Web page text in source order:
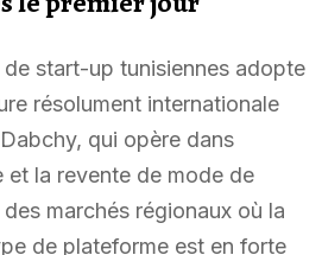
start-up tunisiennes adopte
résolument internationale
qui opère dans
et la revente de mode de
marchés régionaux où la
de plateforme est en forte